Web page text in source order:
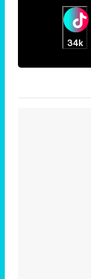
34k